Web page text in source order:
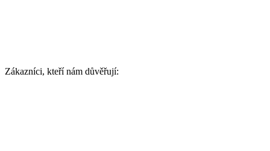
Zákazníci, kteří nám důvěřují: